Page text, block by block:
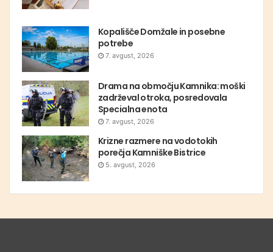
Kopališče Domžale in posebne
potrebe
7. avgust, 2026
Drama na območju Kamnika: moški
zadrževal otroka, posredovala
Specialna enota
7. avgust, 2026
Krizne razmere na vodotokih
porečja Kamniške Bistrice
5. avgust, 2026